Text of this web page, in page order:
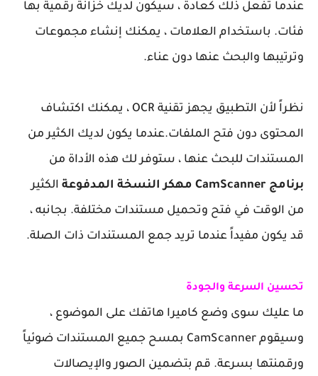
عندما تفعل ذلك كعادة ، سيكون لديك خزانة رقمية بها
فئات. باستخدام العلامات ، يمكنك إنشاء مجموعات
وترتيبها والبحث عنها دون عناء.
نظراً لأن التطبيق يجهز تقنية OCR ، يمكنك اكتشاف
المحتوى دون فتح الملفات.عندما يكون لديك الكثير من
المستندات للبحث عنها ، ستوفر لك هذه الأداة من
برنامج CamScanner مهكر النسخة المدفوعة
الكثير
من الوقت في فتح وتحميل مستندات مختلفة. بجانبه ،
قد يكون مفيداً عندما تريد جمع المستندات ذات الصلة.
تحسين السرعة والجودة
ما عليك سوى وضع كاميرا هاتفك على الموضوع ،
وسيقوم CamScanner بمسح جميع المستندات ضوئياً
ورقمنتها بسرعة. قم بتضمين الصور والإيصالات